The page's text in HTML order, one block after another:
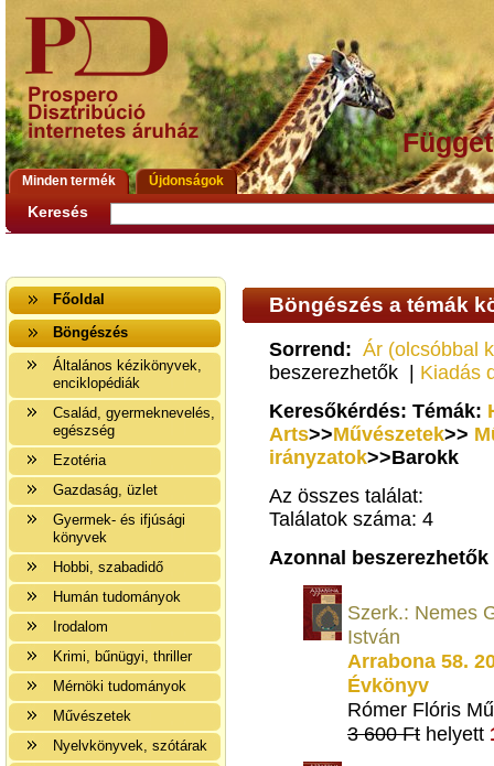
Minden termék Újdonságok
Keresés
Főoldal
Böngészés
Általános kézikönyvek,
enciklopédiák
Család, gyermeknevelés,
egészség
Ezotéria
Gazdaság, üzlet
Gyermek- és ifjúsági
könyvek
Hobbi, szabadidő
Humán tudományok
Irodalom
Krimi, bűnügyi, thriller
Mérnöki tudományok
Művészetek
Nyelvkönyvek, szótárak
Böngészés a témák
Sorrend: Ár (olcsóbbal
beszerezhetők | Kiadás
Keresőkérdés: Témák:
Arts>>Művészetek>>
irányzatok>>Barokk
Az összes találat:
Találatok száma: 4
Azonnal beszerezhetők
Szerk.: Nemes
István
Arrabona 58.
Évkönyv
Rómer Flóris
3 600 Ft helyett